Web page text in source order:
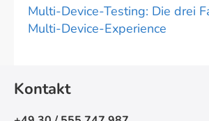
Multi-Device-Testing: Die drei
Multi-Device-Experience
Kontakt